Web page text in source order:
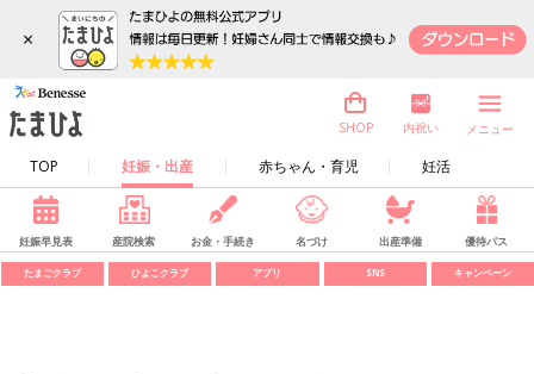
×
TOP 妊娠・出産 赤ちゃん・育児 妊活
SHOP 内祝い メニュー
妊娠早見表 産院検索 お金・手続き 名づけ 出産準備 優待パス
たまごクラブ ひよこクラブ アプリ SNS キャンペーン